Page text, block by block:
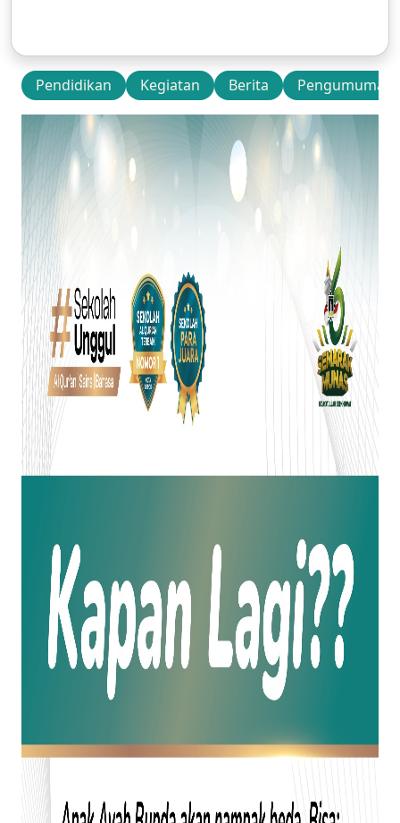
Pendidikan Kegiatan Berita Pengumuman